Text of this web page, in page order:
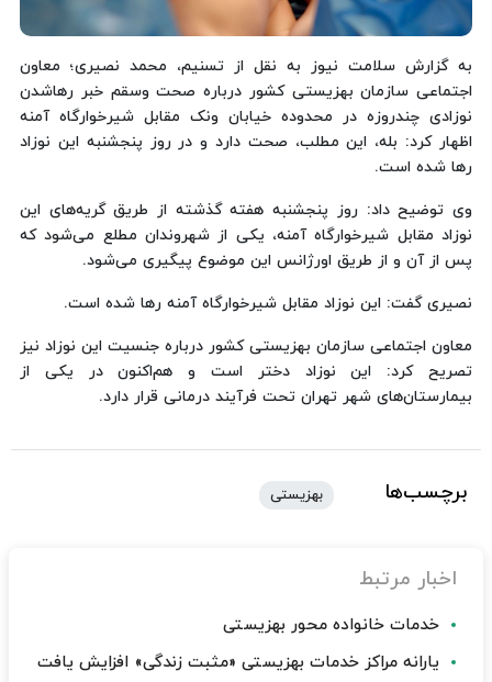
به گزارش سلامت نیوز به نقل از تسنیم، محمد نصیری؛ معاون
اجتماعی سازمان بهزیستی کشور درباره صحت وسقم خبر رهاشدن
نوزادی چندروزه در محدوده خیابان ونک مقابل شیرخوارگاه آمنه
اظهار کرد: بله، این مطلب، صحت دارد و در روز پنجشنبه این نوزاد
رها شده است.
وی توضیح داد: روز پنجشنبه هفته گذشته از طریق گریه‌های این
نوزاد مقابل شیرخوارگاه آمنه، یکی از شهروندان مطلع می‌شود که
پس از آن و از طریق اورژانس این موضوع پیگیری می‌شود.
نصیری گفت: این نوزاد مقابل شیرخوارگاه آمنه رها شده است.
معاون اجتماعی سازمان بهزیستی کشور درباره جنسیت این نوزاد نیز
تصریح کرد: این نوزاد دختر است و هم‌اکنون در یکی از
بیمارستان‌های شهر تهران تحت فرآیند درمانی قرار دارد.
برچسب‌ها بهزیستی
اخبار مرتبط
خدمات خانواده محور بهزیستی
یارانه مراکز خدمات بهزیستی «مثبت زندگی» افزایش یافت